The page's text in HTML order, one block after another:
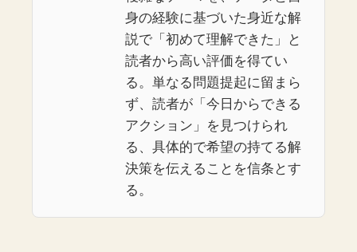
身の経験に基づいた身近な解
説で「初めて理解できた」と
読者から高い評価を得てい
る。単なる問題提起に留まら
ず、読者が「今日からできる
アクション」を見つけられ
る、具体的で希望の持てる解
決策を伝えることを信条とす
る。